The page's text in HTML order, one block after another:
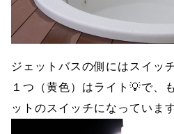
ジェットバスの側にはスイッ
１つ（黄色）はライト💡で、
ットのスイッチになっています